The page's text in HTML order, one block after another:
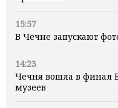
15:57
В Чечне запускают
14:23
Чечня вошла в финал
музеев